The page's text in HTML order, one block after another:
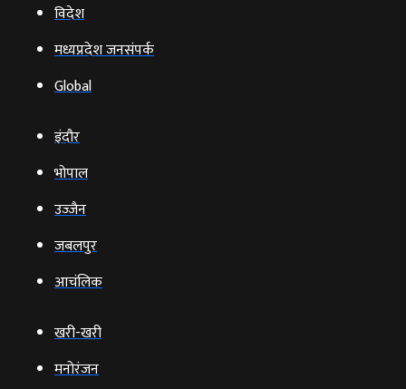
विदेश
मध्यप्रदेश जनसंपर्क
Global
इंदौर
भोपाल
उज्‍जैन
जबलपुर
आचंलिक
खरी-खरी
मनोरंजन